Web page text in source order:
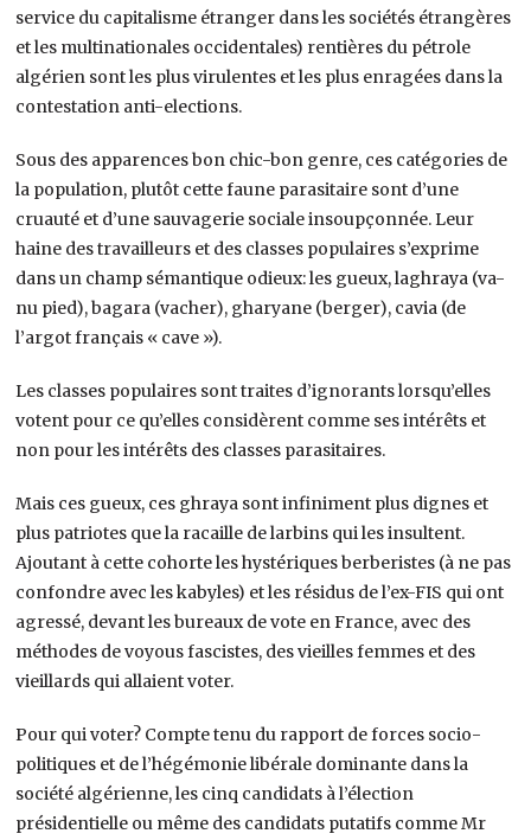
service du capitalisme étranger dans les sociétés étrangères
et les multinationales occidentales) rentières du pétrole
algérien sont les plus virulentes et les plus enragées dans la
contestation anti-elections.
Sous des apparences bon chic-bon genre, ces catégories de
la population, plutôt cette faune parasitaire sont d’une
cruauté et d’une sauvagerie sociale insoupçonnée. Leur
haine des travailleurs et des classes populaires s’exprime
dans un champ sémantique odieux: les gueux, laghraya (va-
nu pied), bagara (vacher), gharyane (berger), cavia (de
l’argot français « cave »).
Les classes populaires sont traites d’ignorants lorsqu’elles
votent pour ce qu’elles considèrent comme ses intérêts et
non pour les intérêts des classes parasitaires.
Mais ces gueux, ces ghraya sont infiniment plus dignes et
plus patriotes que la racaille de larbins qui les insultent.
Ajoutant à cette cohorte les hystériques berberistes (à ne pas
confondre avec les kabyles) et les résidus de l’ex-FIS qui ont
agressé, devant les bureaux de vote en France, avec des
méthodes de voyous fascistes, des vieilles femmes et des
vieillards qui allaient voter.
Pour qui voter? Compte tenu du rapport de forces socio-
politiques et de l’hégémonie libérale dominante dans la
société algérienne, les cinq candidats à l’élection
présidentielle ou même des candidats putatifs comme Mr